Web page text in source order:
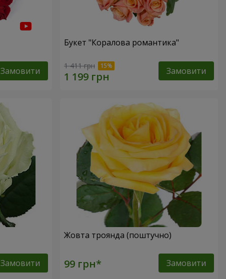
Замовити
Букет "Коралова романтика"
1 411 грн Замовити
Замовити
Жовта троянда (поштучно)
Замовити